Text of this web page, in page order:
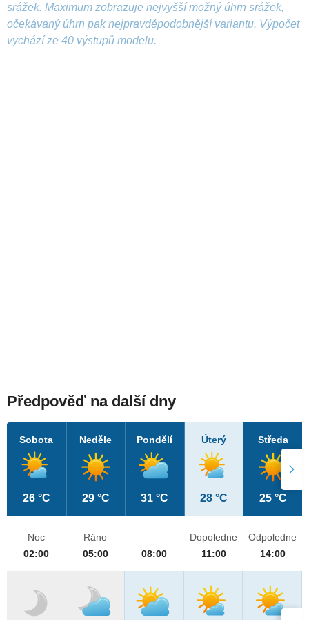
srážek. Maximum zobrazuje nejvyšší možný úhrn srážek,
očekávaný úhrn pak nejpravděpodobnější variantu. Výpočet
vychází ze 40 výstupů modelu.
Předpověď na další dny
Sobota
26 °C
Neděle
29 °C
Pondělí
31 °C
Úterý
28 °C
Středa
25 °C
Noc
02:00
Ráno
05:00
08:00
Dopoledne
11:00
Odpoledne
14:00